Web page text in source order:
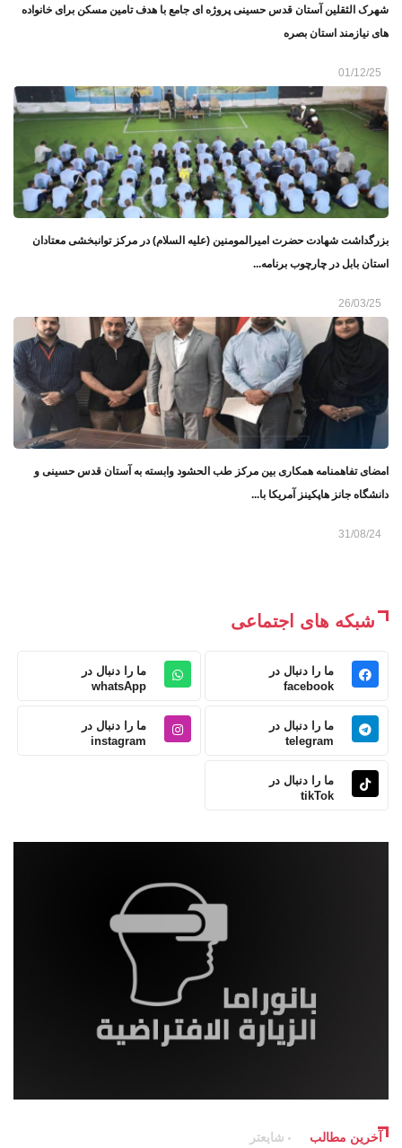
شهرک الثقلین آستان قدس حسینی پروژه ای جامع با هدف تامین مسکن برای خانواده
های نیازمند استان بصره
01/12/25
بزرگداشت شهادت حضرت امیرالمومنین (علیه ‌السلام) در مرکز توانبخشی معتادان
استان بابل در چارچوب برنامه...
26/03/25
امضای تفاهمنامه همکاری بین مرکز طب الحشود وابسته به آستان قدس حسینی و
دانشگاه جانز هاپکینز آمریکا با...
31/08/24
شبکه های اجتماعی
ما را دنبال در
facebook
ما را دنبال در
whatsApp
ما را دنبال در
telegram
ما را دنبال در
instagram
ما را دنبال در
tikTok
آخرین مطالب شایعتر